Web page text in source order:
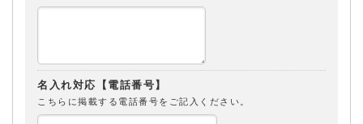
名入れ対応【電話番号】
こちらに掲載する電話番号をご記入ください。